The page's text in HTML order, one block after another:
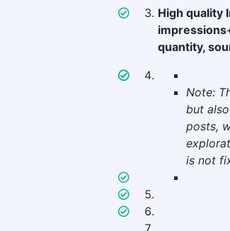
High quality
quantity,
Note:
but
posts,
is not